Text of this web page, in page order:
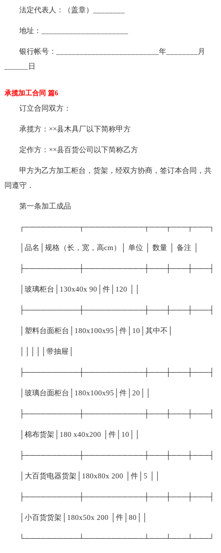
法定代表人：（盖章）________
地址：______________________
银行帐号：__________________________年________月
______日
承揽加工合同 篇6
订立合同双方：
承揽方：××县木具厂以下简称甲方
定作方：××县百货公司以下简称乙方
甲方为乙方加工柜台，货架，经双方协商，签订本合同，共
同遵守．
第一条加工成品
┌──────────┬───────────┬───┬───┬───┐
│品名│规格（长，宽，高cm）│ 单位 │ 数量 │ 备注 │
├──────────┼───────────┼───┼───┼───┤
│玻璃柜台│130x40x 90│件│120 ││
├──────────┼───────────┼───┼───┼───┤
│塑料台面柜台│180x100x95│件│10│其中不│
│││││带抽屉│
├──────────┼───────────┼───┼───┼───┤
│玻璃台面柜台│180x100x95│件│20││
├──────────┼───────────┼───┼───┼───┤
│棉布货架│180 x40x200 │件│10││
├──────────┼───────────┼───┼───┼───┤
│大百货电器货架│180x80x 200 │件│5 ││
├──────────┼───────────┼───┼───┼───┤
│小百货货架│180x50x 200 │件│80││
└──────────┴───────────┴───┴───┴───┘